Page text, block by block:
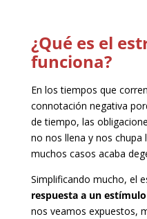
¿Qué es el
funciona?
En los tiempos que
connotación negativa
de tiempo, las
no nos llena y nos chupa
muchos casos acaba
Simplificando mucho, el
respuesta a un estímulo
nos veamos expuestos,